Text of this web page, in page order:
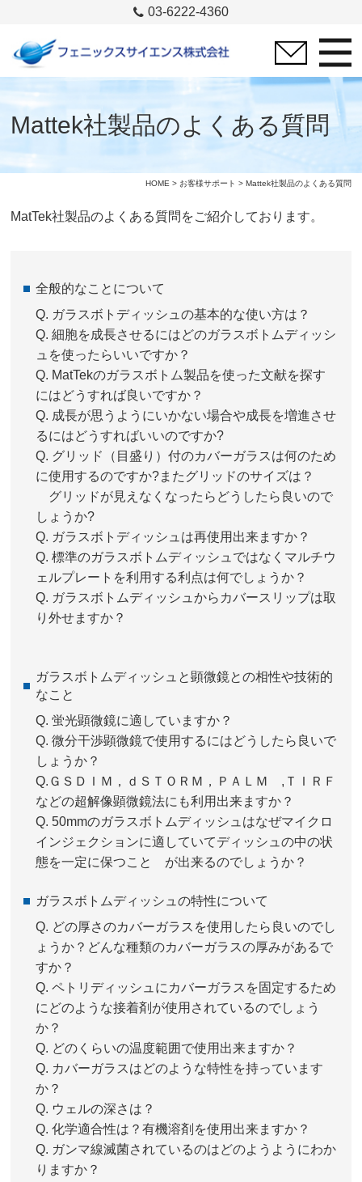
03-6222-4360
Mattek社製品のよくある質問
HOME > お客様サポート > Mattek社製品のよくある質問
MatTek社製品のよくある質問をご紹介しております。
全般的なことについて
Q. ガラスボトディッシュの基本的な使い方は？
Q.細胞を成長させるにはどのガラスボトムディッシ
ュを使ったらいいですか？
Q. MatTekのガラスボトム製品を使った文献を探す
にはどうすれば良いですか？
Q. 成長が思うようにいかない場合や成長を増進させ
るにはどうすればいいのですか?
Q. グリッド（目盛り）付のカバーガラスは何のため
に使用するのですか?またグリッドのサイズは？
グリッドが見えなくなったらどうしたら良いので
しょうか?
Q. ガラスボトディッシュは再使用出来ますか？
Q.標準のガラスボトムディッシュではなくマルチウ
ェルプレートを利用する利点は何でしょうか？
Q. ガラスボトムディッシュからカバースリップは取
り外せますか？
ガラスボトムディッシュと顕微鏡との相性や技術的
なこと
Q.蛍光顕微鏡に適していますか？
Q.微分干渉顕微鏡で使用するにはどうしたら良いで
しょうか？
Q. ＧＳＤＩＭ，ｄＳＴＯＲＭ，ＰＡＬＭ ,ＴＩＲＦ
などの超解像顕微鏡法にも利用出来ますか？
Q. 50mmのガラスボトムディッシュはなぜマイクロ
インジェクションに適していてディッシュの中の状
態を一定に保つこと が出来るのでしょうか？
ガラスボトムディッシュの特性について
Q. どの厚さのカバーガラスを使用したら良いのでし
ょうか？どんな種類のカバーガラスの厚みがあるで
すか？
Q.ペトリディッシュにカバーガラスを固定するため
にどのような接着剤が使用されているのでしょう
か？
Q. どのくらいの温度範囲で使用出来ますか？
Q. カバーガラスはどのような特性を持っています
か？
Q. ウェルの深さは？
Q.化学適合性は？有機溶剤を使用出来ますか？
Q. ガンマ線滅菌されているのはどのようようにわか
りますか？